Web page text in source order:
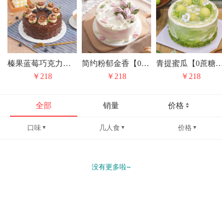
榛果蓝莓巧克力【0蔗糖】生日蛋糕
￥218
简约粉郁金香【0蔗糖】动物奶油生日蛋糕(口味5选1)
￥218
青提蜜瓜【0蔗糖】抹
￥218
全部 销量 价格
口味 几人食 价格
没有更多啦~